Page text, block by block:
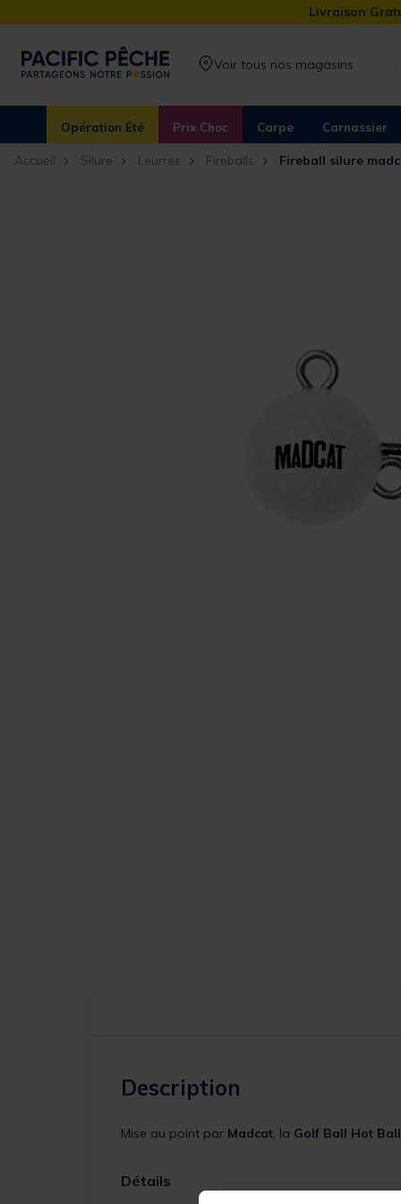
Livraison
Voir tous nos magasins
Opération Été Prix Choc Carpe Carnassier
Accueil Silure Leurres Fireballs Fireball silure
Description
Mise au point par Madcat, la Golf Ball Hot Ball
Détails